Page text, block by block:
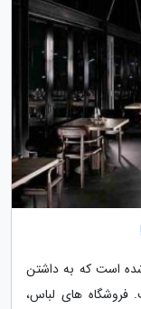
شده است که به داشتن
های لباس،